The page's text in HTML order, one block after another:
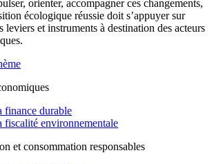
orienter, accompagner ces changements,
écologique réussie doit s’appuyer sur
leviers et instruments à destination des acteurs
finance durable
fiscalité environnementale
et consommation responsables